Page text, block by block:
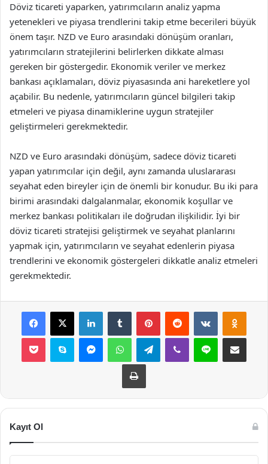
Döviz ticareti yaparken, yatırımcıların analiz yapma
yetenekleri ve piyasa trendlerini takip etme becerileri büyük
önem taşır. NZD ve Euro arasındaki dönüşüm oranları,
yatırımcıların stratejilerini belirlerken dikkate alması
gereken bir göstergedir. Ekonomik veriler ve merkez
bankası açıklamaları, döviz piyasasında ani hareketlere yol
açabilir. Bu nedenle, yatırımcıların güncel bilgileri takip
etmeleri ve piyasa dinamiklerine uygun stratejiler
geliştirmeleri gerekmektedir.
NZD ve Euro arasındaki dönüşüm, sadece döviz ticareti
yapan yatırımcılar için değil, aynı zamanda uluslararası
seyahat eden bireyler için de önemli bir konudur. Bu iki para
birimi arasındaki dalgalanmalar, ekonomik koşullar ve
merkez bankası politikaları ile doğrudan ilişkilidir. İyi bir
döviz ticareti stratejisi geliştirmek ve seyahat planlarını
yapmak için, yatırımcıların ve seyahat edenlerin piyasa
trendlerini ve ekonomik göstergeleri dikkatle analiz etmeleri
gerekmektedir.
Facebook
X LinkedInTumblr PinterestReddit VKontakte
Pocket Skype MessengerWhatsAppTelegramViber Line E-Posta ile
Yazdır
Kayıt Ol